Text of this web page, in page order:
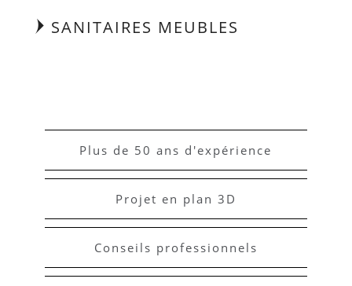
SANITAIRES MEUBLES
Plus de 50 ans d'expérience
Projet en plan 3D
Conseils professionnels